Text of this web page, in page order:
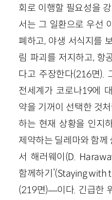
회로 이행할 필요성을
서는 그 일환으로 우선
폐하고, 야생 서식지를
림 파괴를 저지하고, 항
다고 주장한다(216면).
전세계가 코로나19에
약을 기꺼이 선택한 것처
하는 현재 상황을 인지
제약하는 딜레마와 함
서 해러웨이(D.
함께하기’(Staying with
(219면)—이다. 긴급한